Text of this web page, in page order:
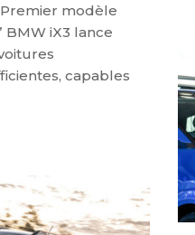
modèle
BMW iX3 lance
capables